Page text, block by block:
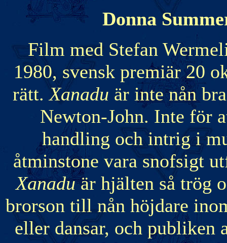
Donna
Film med Stefan
1980, svensk premiär 20
rätt.Xanadu är inte nån
Newton-John. Inte för
handling och intrig i
åtminstone vara snofsigt
Xanaduär hjälten så trög
brorson till nån höjdare
eller dansar, och publiken